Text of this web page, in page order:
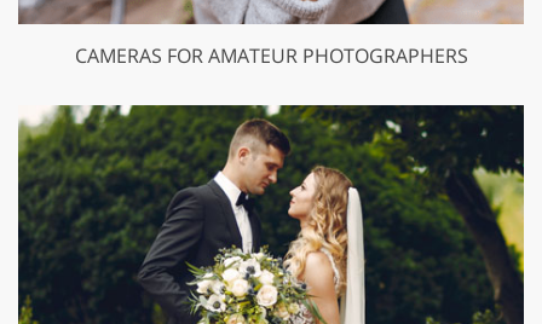
CAMERAS FOR AMATEUR PHOTOGRAPHERS